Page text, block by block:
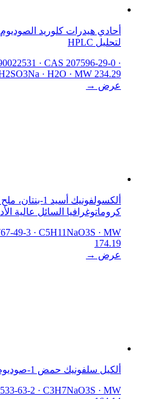
لتحليل HPLC
· CAS 207596-29-0 ·
· H2O · MW 234.29
عرض →
ألكسولفونيك
كروماتوغرافيا السائل عالية
49-3 · C5H11NaO3S · MW
174.19
عرض →
ألكيل سلفونيك حمض 1-صوديوم
63-2 · C3H7NaO3S · MW